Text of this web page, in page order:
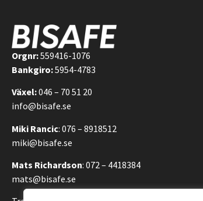
Orgnr:559416-1076
Bankgiro:5954-4783
Växel:046 – 70 51 20
info@bisafe.se
Miki Rancic: 076 – 8918512
miki@bisafe.se
Mats Richardson: 072 – 4418384
mats@bisafe.se